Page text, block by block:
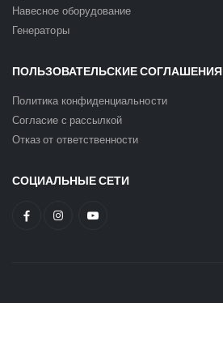
Навесное оборудование
Генераторы
ПОЛЬЗОВАТЕЛЬСКИЕ СОГЛАШЕНИЯ
Политика конфиденциальности
Согласие с рассылкой
Отказ от ответственности
СОЦИАЛЬНЫЕ СЕТИ